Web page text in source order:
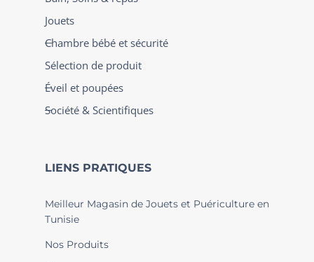
Jouets
Chambre bébé et sécurité
Sélection de produit
Éveil et poupées
Société & Scientifiques
LIENS PRATIQUES
Meilleur Magasin de Jouets et Puériculture en
Tunisie
Nos Produits